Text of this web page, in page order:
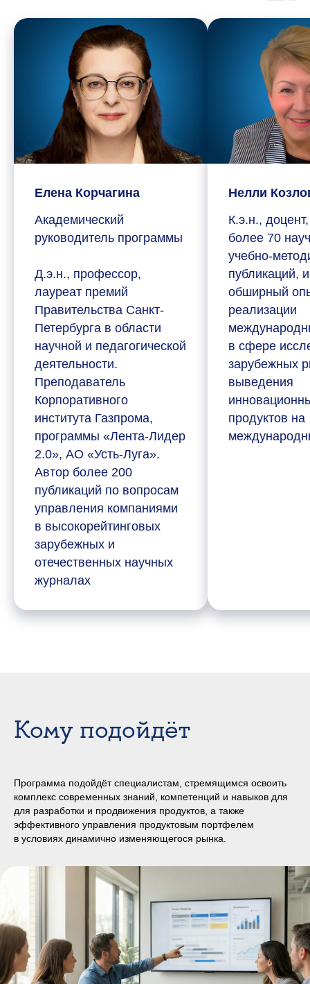
Елена Корчагина
Академический
руководитель программы
Д.э.н., профессор,
лауреат премий
Правительства Санкт-
Петербурга в области
научной и педагогической
деятельности.
Преподаватель
Корпоративного
института Газпрома,
программы «Лента-Лидер
2.0», АО «Усть-Луга».
Автор более 200
публикаций по вопросам
управления компаниями
в высокорейтинговых
зарубежных и
отечественных научных
журналах
Нелли
К.э.н.,
более 70
учебно-
публикаций,
обширный
реализации
в сфере
зарубежных
выведения
продуктов на
Кому подойдёт
Программа подойдёт специалистам, стремящимся освоить
комплекс современных знаний, компетенций и навыков для
для разработки и продвижения продуктов, а также
эффективного управления продуктовым портфелем
в условиях динамично изменяющегося рынка.